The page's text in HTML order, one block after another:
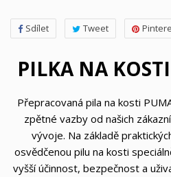
Sdílet Tweet
PILKA NA
Přepracovaná pila na kosti
zpětné vazby od našich
vývoje. Na základě
osvědčenou pilu na kosti
vyšší účinnost, bezpečnost a